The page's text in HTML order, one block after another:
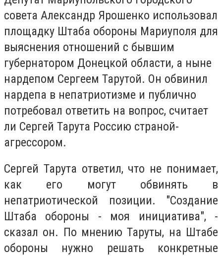
совета Александр Ярошенко использовал
площадку Штаба обороны Мариуполя для
выяснения отношений с бывшим
губернатором Донецкой области, а ныне
нардепом Сергеем Тарутой. Он обвинил
нардепа в непатриотизме и публично
потребовал ответить на вопрос, считает
ли Сергей Тарута Россию страной-
агрессором.
Сергей Тарута ответил, что не понимает,
как его могут обвинять в
непатриотической позиции. "Создание
Штаба обороны - моя инициатива", -
сказал он. По мнению Таруты, на Штабе
обороны нужно решать конкретные